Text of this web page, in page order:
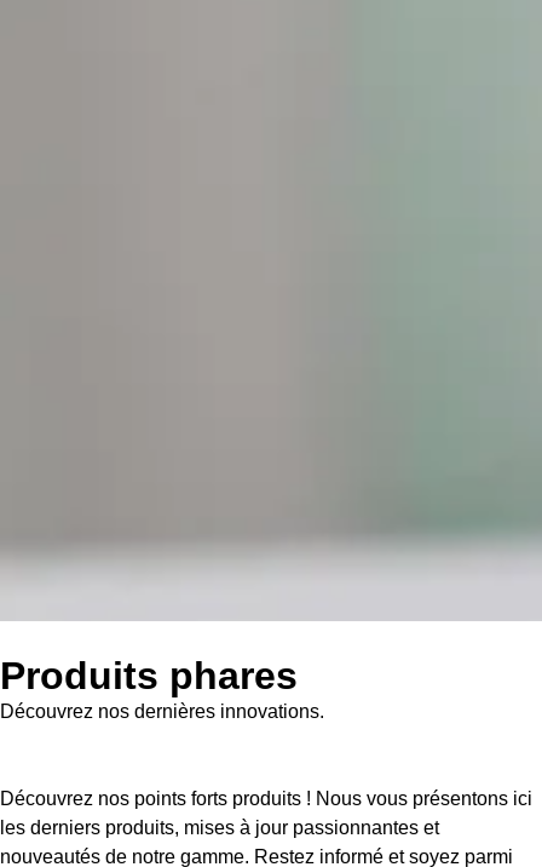
Produits phares
Découvrez nos dernières innovations.
Découvrez nos points forts produits ! Nous vous présentons ici
les derniers produits, mises à jour passionnantes et
nouveautés de notre gamme. Restez informé et soyez parmi